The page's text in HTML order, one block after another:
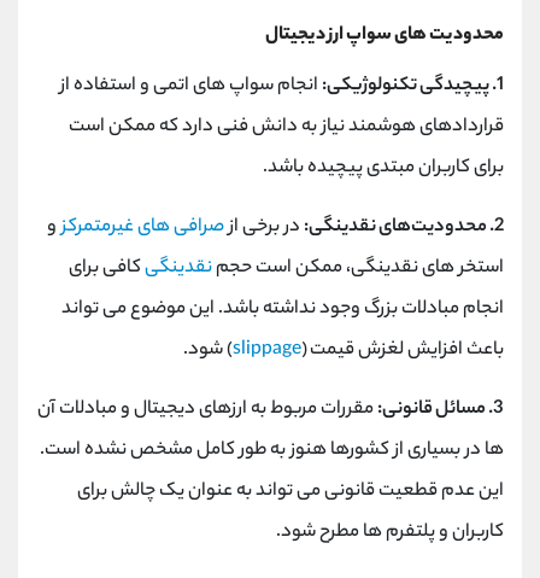
محدودیت های سواپ ارز دیجیتال
1. پیچیدگی تکنولوژیکی:
انجام سواپ ‌های اتمی و استفاده از
قراردادهای هوشمند نیاز به دانش فنی دارد که ممکن است
برای کاربران مبتدی پیچیده باشد.
2. محدودیت‌های نقدینگی:
در برخی ازصرافی ‌های غیرمتمرکزو
استخر های نقدینگی، ممکن است حجمنقدینگیکافی برای
انجام مبادلات بزرگ وجود نداشته باشد. این موضوع می ‌تواند
باعث افزایش لغزش قیمت
(slippage)
شود.
3. مسائل قانونی:
مقررات مربوط به ارزهای دیجیتال و مبادلات آن
‌ها در بسیاری از کشورها هنوز به طور کامل مشخص نشده است.
این عدم قطعیت قانونی می ‌تواند به عنوان یک چالش برای
کاربران و پلتفرم‌ ها مطرح شود.